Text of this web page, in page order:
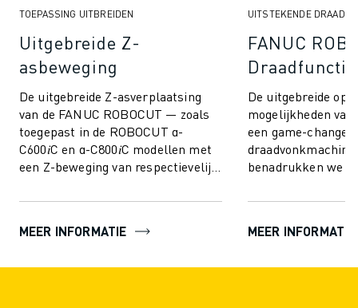
FOOD & BEVERAGE
KUNSTSTOFFEN
OPSLAG & LOGISTIEK
TOEPASSINGEN
ALLE TOEPASSINGEN
5-ASSIGE BEWERKING
BOOGLASSEN
ASSEMBLAGE
CNC DRAAIEN
TOEPASSING UITBREIDEN
Uitgebreide Z-
asbeweging
De uitgebreide Z-asverplaatsing
van de FANUC ROBOCUT — zoals
toegepast in de ROBOCUT α-
C600𝑖C en α-C800𝑖C modellen met
een Z-beweging van respectievelijk
nieuwe dimensies i...
MEER INFORMATIE
UITSTEKENDE DRAAD
FANUC
De uitgebreide
mogelijkheden van
een game-
benadrukken we
ROBOCUT zo
MEER INFORMATIE